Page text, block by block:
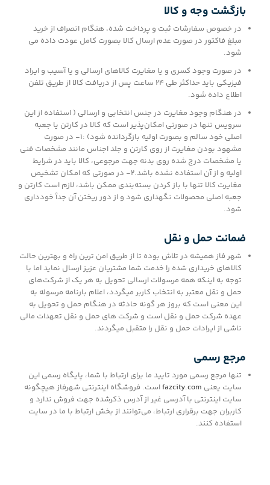
بازگشت وجه و كالا
در خصوص سفارشات ثبت و پرداخت شده، هنگام انصراف از خرید
مبلغ فاکتور در صورت عدم ارسال كالا بصورت كامل عودت داده می
شود.
در صورت وجود كسري و يا مغايرت كالاهاي ارسالي و يا آسیب‏‏ و ایراد
فیزیکی باید حداکثر طی 24 ساعت پس از دریافت کالا از طریق تلفن
اطلاع داده شود.
در هنگام وجود مغايرت در جنس انتخابي و ارسالي ( استفاده از این
سرویس تنها در صورتی امکان‌پذیر است که کالا در کارتن یا جعبه
اصلی خود سالم و بصورت اوليه بازگردانده شود) :1- در صورت
مشهود بودن مغايرت از روي كارتن و جلد اجناس مانند مشخصات فنی
یا مشخصات درج شده روی بدنه جهت مرجوعي، کالا بايد در شرایط
اولیه و از آن استفاده نشده باشد.2- در صورتی که امکان تشخیص
مغایرت كالا تنها با باز کردن بسته‌بندی ممکن باشد، لازم است کارتن و
جعبه اصلی محصولات نگهداری شود و از دور ریختن آن جداً خودداری
شود.
ضمانت حمل و نقل
شهر فاز هميشه در تلاش بوده تا از طريق امن ترين راه و بهترين حالت
كالاهاي خريداري شده را خدمت شما مشتريان عزيز ارسال نمايد اما با
توجه به اينكه همه مرسولات ارسالي تحویل به هر یک از شرکت‏‏‌های
حمل و نقل معتبر به انتخاب کاربر ميگردد، اعلام بارنامه مرسوله به
این معنی است که بروز هر گونه حادثه در هنگام حمل و تحویل به
عهده شرکت حمل و نقل است و شركت هاي حمل و نقل تعهدات مالي
ناشي از ايرادات حمل و نقل را متقبل ميگردند.
مرجع رسمی
تنها مرجع رسمی مورد تایید ما برای ارتباط با شما، پایگاه رسمی این
سایت یعنی fazcity.comاست. فروشگاه اينترنتي شهرفاز هیچگونه
سایت اینترنتی با آدرسی غیر از آدرس ذكرشده جهت فروش ندارد و
کاربران جهت برقراری ارتباط، می‏‌توانند از بخش ارتباط با ما در سایت
استفاده کنند.